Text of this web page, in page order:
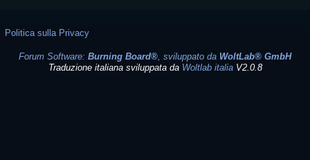
Politica sulla Privacy
Forum Software: Burning Board®, sviluppato da WoltLab® GmbH
Traduzione italiana sviluppata da Woltlab italiaV2.0.8